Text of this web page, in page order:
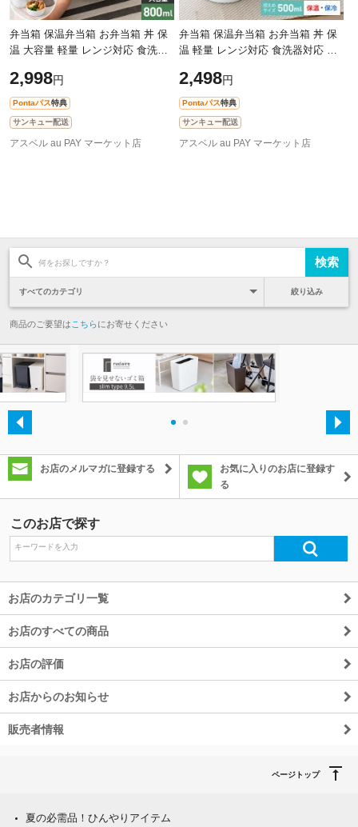
弁当箱 保温弁当箱 お弁当箱 丼 保
温 大容量 軽量 レンジ対応 食洗器
ランチジャー 女子 男子 女性 男
2,998円
Pontaパス特典
サンキュー配送
アスベル au PAY マーケット店
弁当箱 保温弁当箱 お弁当箱 丼 保
温 軽量 レンジ対応 食洗器対応 冷
ジャー 女子 男子 女性 男性 おし
2,498円
Pontaパス特典
サンキュー配送
アスベル au PAY マーケット店
絞り込み
商品のご要望は こちらにお寄せください
お店のメルマガに登録する
お気に入りのお店に登録す
る
このお店で探す
お店のカテゴリ一覧
お店のすべての商品
お店の評価
お店からのお知らせ
販売者情報
ページトップ
夏の必需品！ひんやりアイテム